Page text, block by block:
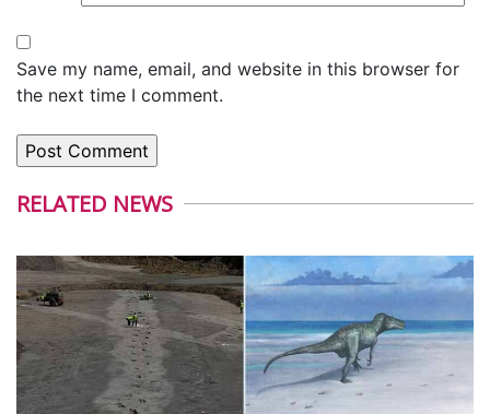
Save my name, email, and website in this browser for
the next time I comment.
RELATED NEWS